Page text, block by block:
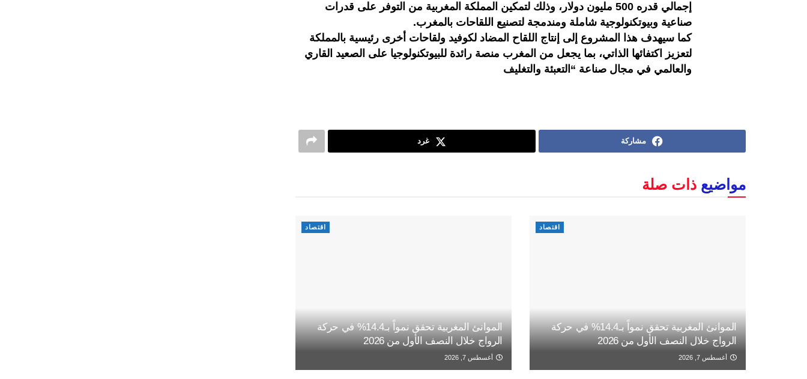
إجمالي قدره 500 مليون دولار، وذلك لتمكين المملكة المغربية من التوفر على قدرات
صناعية وبيوتكنولوجية شاملة ومندمجة لتصنيع اللقاحات بالمغرب.
كما سيهدف هذا المشروع إلى إنتاج اللقاح المضاد لكوفيد ولقاحات أخرى رئيسية بالمملكة
لتعزيز اكتفائها الذاتي، بما يجعل من المغرب منصة رائدة للبيوتكنولوجيا على الصعيد القاري
والعالمي في مجال صناعة “التعبئة والتغليف
مشاركة غرد
مواضيع ذات صلة
اقتصاد
الموانئ المغربية تحقق نمواً بـ14.4% في حركة
الرواج خلال النصف الأول من 2026
أغسطس 7, 2026
اقتصاد
الموانئ المغربية تحقق نمواً بـ14.4% في حركة
الرواج خلال النصف الأول من 2026
أغسطس 7, 2026